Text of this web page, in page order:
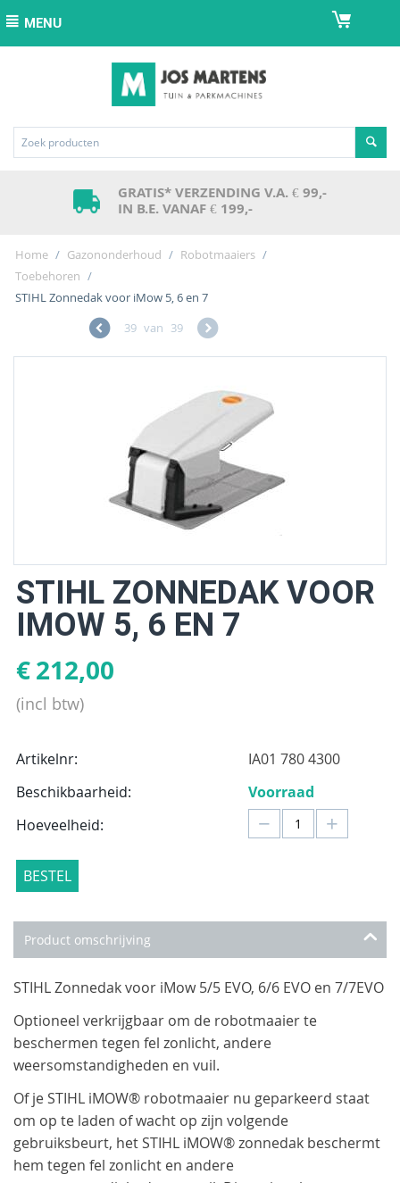
MENU
GRATIS* VERZENDING V.A. € 99,-
IN B.E. VANAF € 199,-
Home / Gazononderhoud / Robotmaaiers /
Toebehoren /
STIHL Zonnedak voor iMow 5, 6 en 7
39 van 39
STIHL ZONNEDAK VOOR
IMOW 5, 6 EN 7
€212,00
(incl btw)
Artikelnr:
IA01 780 4300
Beschikbaarheid:
Voorraad
Hoeveelheid:
+
−
BESTEL
Product omschrijving
STIHL Zonnedak voor iMow 5/5 EVO, 6/6 EVO en 7/7EVO
Optioneel verkrijgbaar om de robotmaaier te
beschermen tegen fel zonlicht, andere
weersomstandigheden en vuil.
Of je STIHL iMOW® robotmaaier nu geparkeerd staat
om op te laden of wacht op zijn volgende
gebruiksbeurt, het STIHL iMOW® zonnedak beschermt
hem tegen fel zonlicht en andere